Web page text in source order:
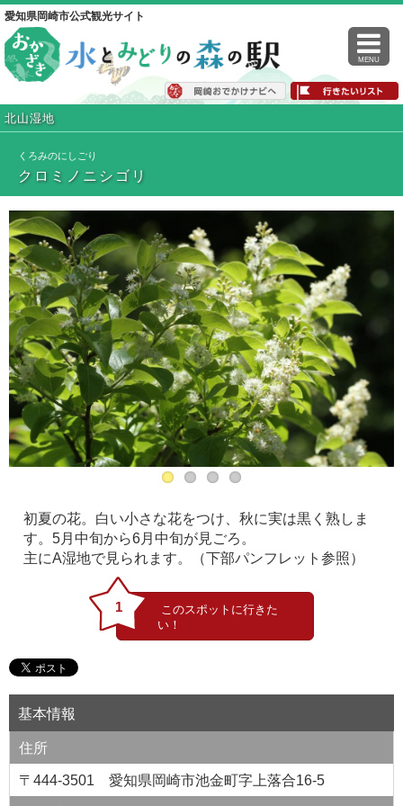
愛知県岡崎市公式観光サイト
MENU
北山湿地
くろみのにしごり
クロミノニシゴリ
初夏の花。白い小さな花をつけ、秋に実は黒く熟しま
す。5月中旬から6月中旬が見ごろ。
主にA湿地で見られます。（下部パンフレット参照）
1
基本情報
住所
〒444-3501 愛知県岡崎市池金町字上落合16-5